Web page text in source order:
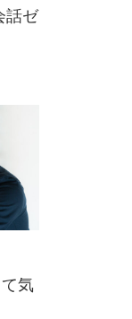
話ゼ
気